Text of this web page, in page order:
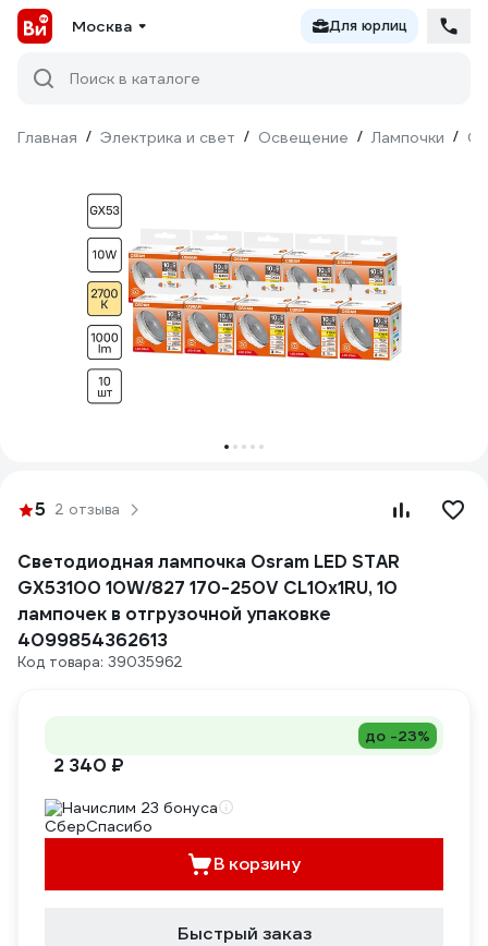
Москва Для юрлиц
Поиск в каталоге
Главная / Электрика и свет / Освещение / Лампочки /
5 2 отзыва
Светодиодная лампочка Osram LED STAR
GX53100 10W/827 170-250V CL10x1RU, 10
лампочек в отгрузочной упаковке
4099854362613
Код товара: 39035962
до -23%
2 340 ₽
Начислим 23 бонуса
В корзину
Быстрый заказ